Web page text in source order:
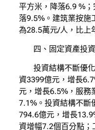
平方米，降落6.9 %
落9.5%。建筑業按施
為28.5萬元/人，比上
四、固定資產投資
投資結構不斷優
資3399億元，增長
元，增長6.5%，服務
7.1%。投資結構不斷
794.6億元，增長
資增幅7.2個百分點